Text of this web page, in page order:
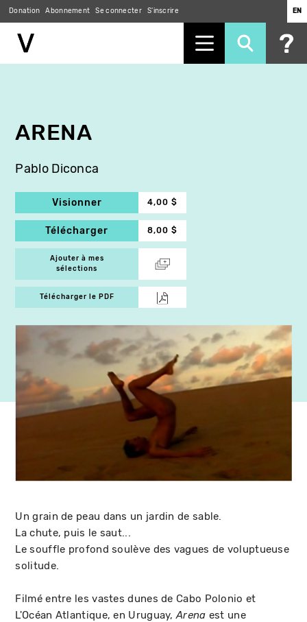
Donation Abonnement Se connecter S'inscrire EN
ARENA
Pablo Diconca
Visionner 4,00 $
Télécharger 8,00 $
Ajouter à mes
sélections
Télécharger le PDF
Un grain de peau dans un jardin de sable.
La chute, puis le saut...
Le souffle profond soulève des vagues de voluptueuse
solitude.
Filmé entre les vastes dunes de Cabo Polonio et
L'Océan Atlantique, en Uruguay,Arena est une